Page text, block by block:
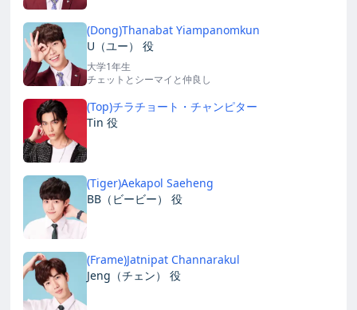
(Dong)Thanabat Yiampanomkun
U（ユー） 役
大学1年生
チェットとシーマイと仲良し
(Top)チラチョート・チャンピター
Tin 役
(Tiger)Aekapol Saeheng
BB（ビービー） 役
(Frame)Jatnipat Channarakul
Jeng（チェン） 役